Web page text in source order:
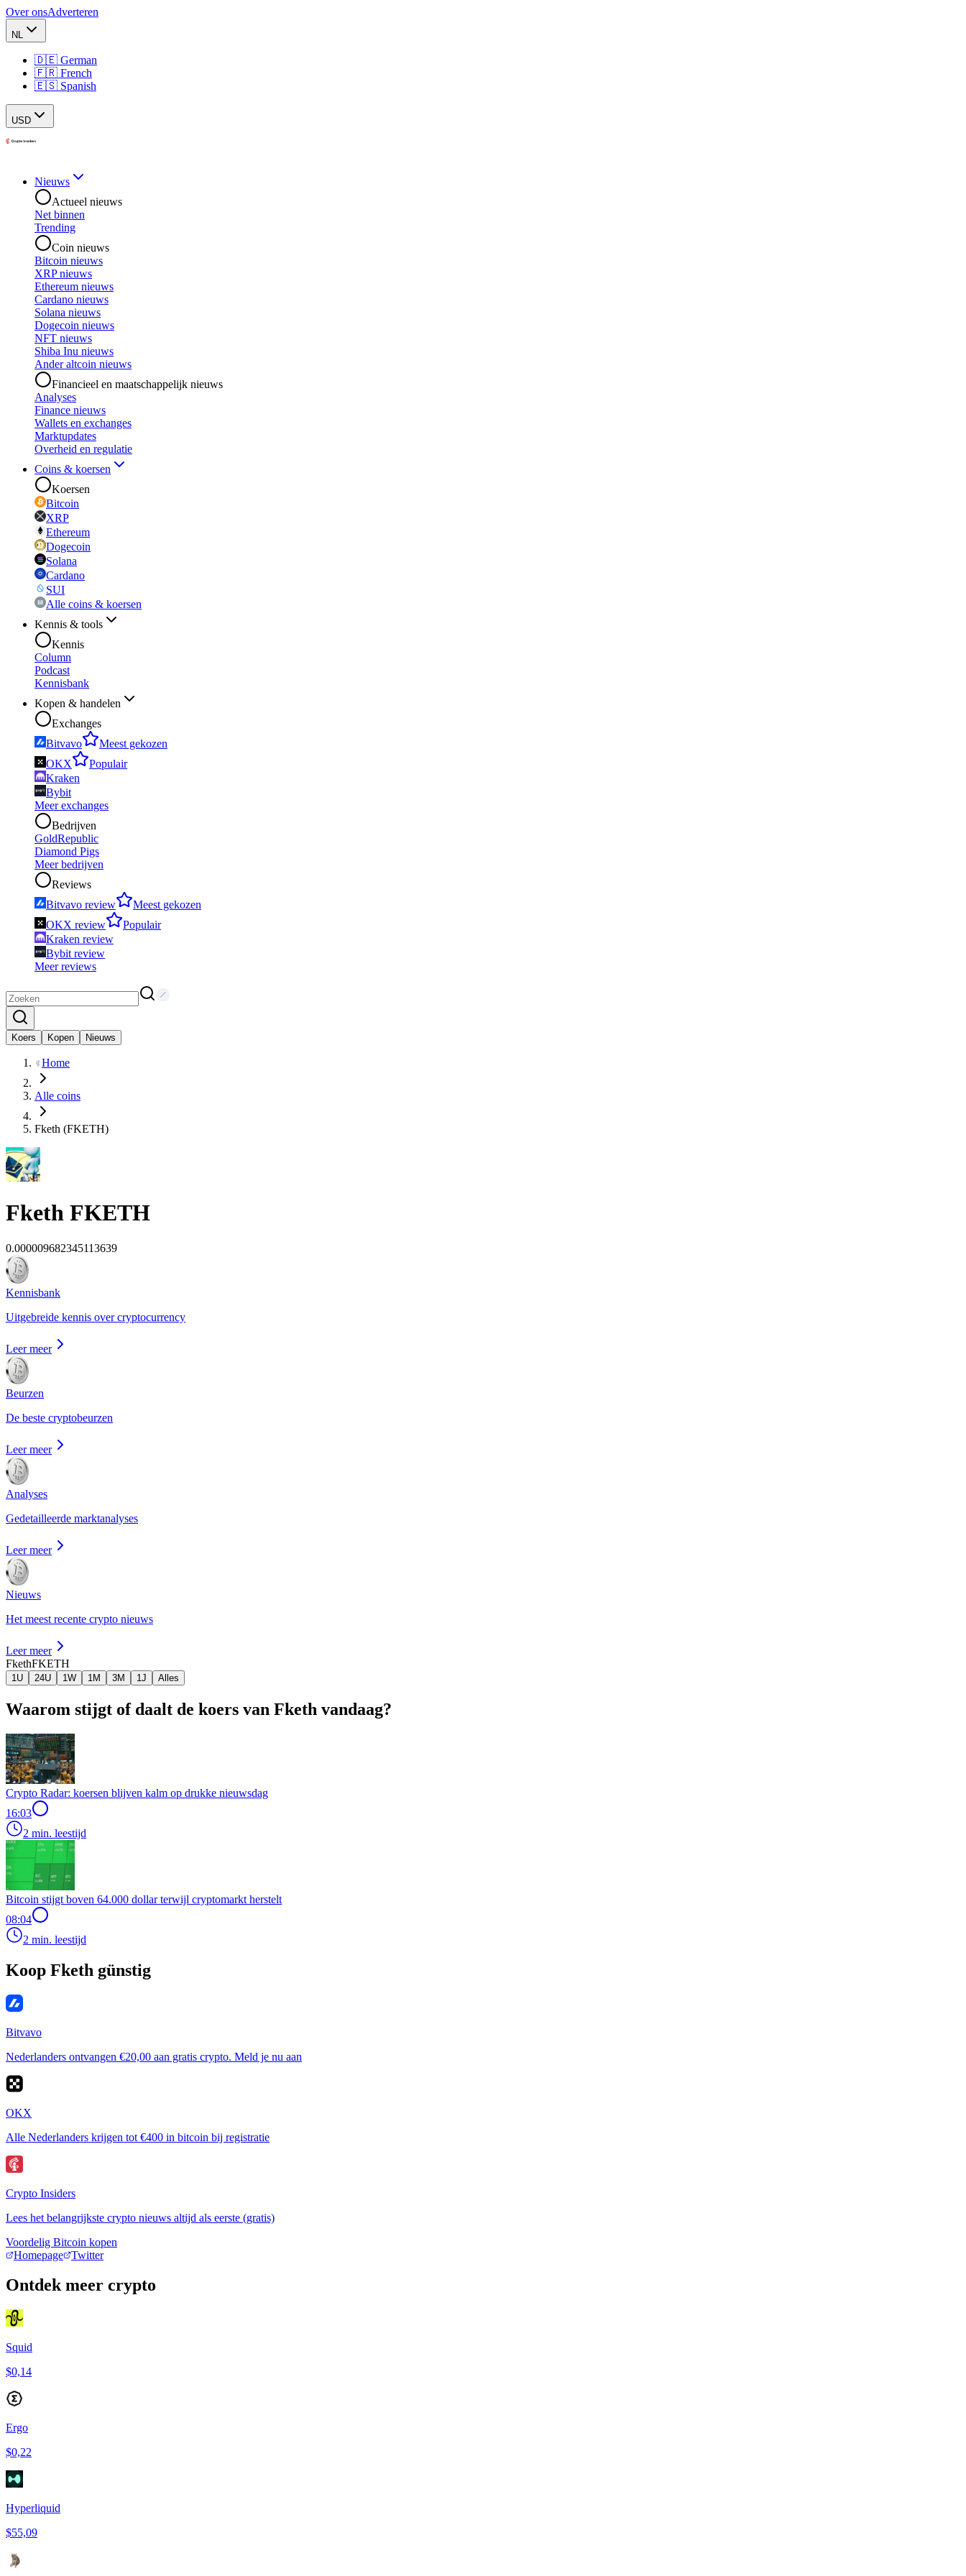
Over onsAdverteren
NL
🇩🇪 German
🇫🇷 French
🇪🇸 Spanish
USD
Nieuws
Actueel nieuws
Net binnen
Trending
Coin nieuws
Bitcoin nieuws
XRP nieuws
Ethereum nieuws
Cardano nieuws
Solana nieuws
Dogecoin nieuws
NFT nieuws
Shiba Inu nieuws
Ander altcoin nieuws
Financieel en maatschappelijk nieuws
Analyses
Finance nieuws
Wallets en exchanges
Marktupdates
Overheid en regulatie
Coins & koersen
Koersen
Bitcoin
XRP
Ethereum
Dogecoin
Solana
Cardano
SUI
Alle coins & koersen
Kennis & tools
Kennis
Column
Podcast
Kennisbank
Kopen & handelen
Exchanges
Bitvavo
Meest gekozen
OKX
Populair
Kraken
Bybit
Meer exchanges
Bedrijven
GoldRepublic
Diamond Pigs
Meer bedrijven
Reviews
Bitvavo review
Meest gekozen
OKX review
Populair
Kraken review
Bybit review
Meer reviews
Koers Kopen Nieuws
Home
Alle coins
Fketh (FKETH)
Fketh FKETH
0.000009682345113639
Kennisbank
Uitgebreide kennis over cryptocurrency
Leer meer
Beurzen
De beste cryptobeurzen
Leer meer
Analyses
Gedetailleerde marktanalyses
Leer meer
Nieuws
Het meest recente crypto nieuws
Leer meer
FkethFKETH
1U 24U 1W 1M 3M 1J Alles
Waarom stijgt of daalt de koers van Fketh vandaag?
Crypto Radar: koersen blijven kalm op drukke nieuwsdag
16:03
2 min. leestijd
Bitcoin stijgt boven 64.000 dollar terwijl cryptomarkt herstelt
08:04
2 min. leestijd
Koop Fketh günstig
Bitvavo
Nederlanders ontvangen €20,00 aan gratis crypto. Meld je nu aan
OKX
Alle Nederlanders krijgen tot €400 in bitcoin bij registratie
Crypto Insiders
Lees het belangrijkste crypto nieuws altijd als eerste (gratis)
Voordelig Bitcoin kopen
Homepage
Twitter
Ontdek meer crypto
Squid
$0,14
Ergo
$0,22
Hyperliquid
$55,09